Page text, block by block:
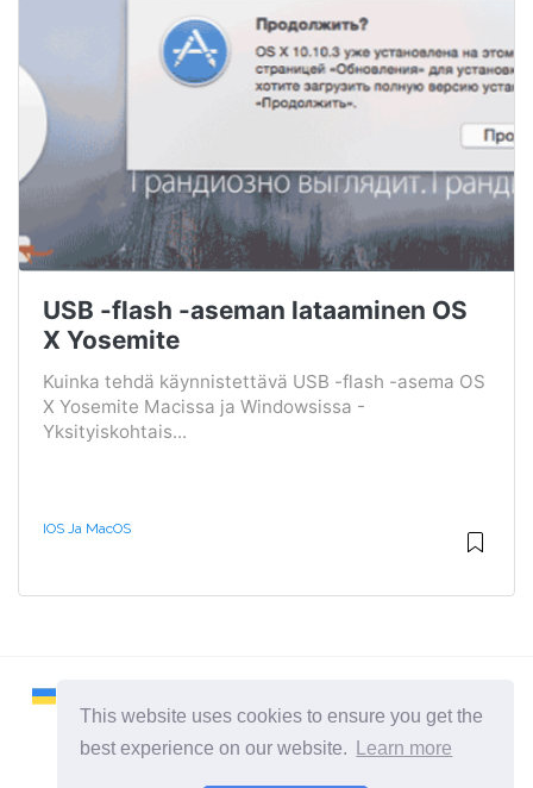
This website uses cookies to ensure you get the
best experience on our website.
Learn more
USB -flash -aseman lataaminen OS
X Yosemite
Kuinka tehdä käynnistettävä USB -flash -asema OS
X Yosemite Macissa ja Windowsissa -
Yksityiskohtais...
IOS Ja MacOS